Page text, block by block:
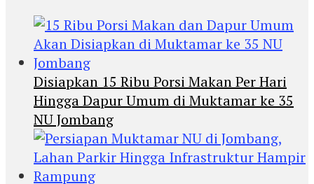
Disiapkan 15 Ribu Porsi Makan Per Hari
Hingga Dapur Umum di Muktamar ke 35
NU Jombang